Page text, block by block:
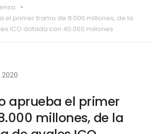
el primer tramo de 8.000 millones, de la
ICO dotada con 40.000 millones
aprueba el primer
millones, de la